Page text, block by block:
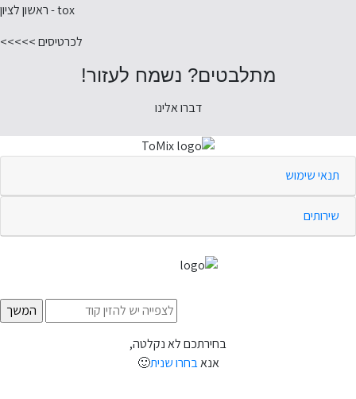
tox - ראשון לציון
לכרטיסים >>>>>
מתלבטים? נשמח לעזור!
דברו אלינו
תנאי שימוש
שירותים
בחירתכם לא נקלטה,
אנאבחרו שנית🙂